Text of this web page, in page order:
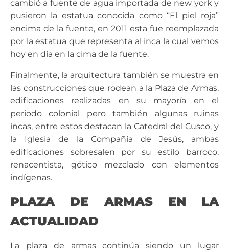
cambió a fuente de agua importada de new york y
pusieron la estatua conocida como “El piel roja”
encima de la fuente, en 2011 esta fue reemplazada
por la estatua que representa al inca la cual vemos
hoy en día en la cima de la fuente.
Finalmente, la arquitectura también se muestra en
las construcciones que rodean a la Plaza de Armas,
edificaciones realizadas en su mayoría en el
periodo colonial pero también algunas ruinas
incas, entre estos destacan la Catedral del Cusco, y
la Iglesia de la Compañía de Jesús, ambas
edificaciones sobresalen por su estilo barroco,
renacentista, gótico mezclado con elementos
indígenas.
PLAZA DE ARMAS EN LA
ACTUALIDAD
La plaza de armas continúa siendo un lugar